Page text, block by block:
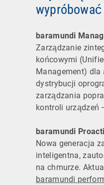
baramundi
Zarządzanie
końcowymi
Management) dla
dystrybucji
zarządzania
kontroli urządzeń
baramundi
Nowa generacja
inteligentna,
na chmurze.
baramundi